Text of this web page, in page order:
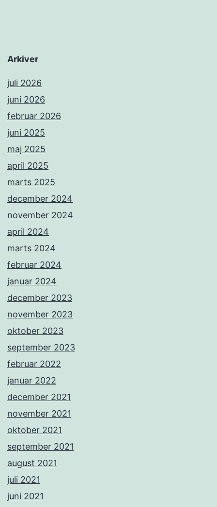
Arkiver
juli 2026
juni 2026
februar 2026
juni 2025
maj 2025
april 2025
marts 2025
december 2024
november 2024
april 2024
marts 2024
februar 2024
januar 2024
december 2023
november 2023
oktober 2023
september 2023
februar 2022
januar 2022
december 2021
november 2021
oktober 2021
september 2021
august 2021
juli 2021
juni 2021